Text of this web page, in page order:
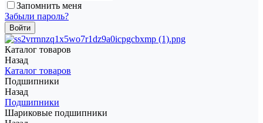
Запомнить меня
Забыли пароль?
Каталог товаров
Назад
Каталог товаров
Подшипники
Назад
Подшипники
Шариковые подшипники